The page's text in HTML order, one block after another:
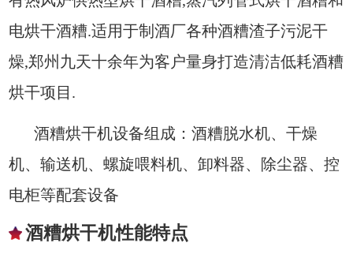
电烘干酒糟.适用于制酒厂各种酒糟渣子污泥干
燥,郑州九天十余年为客户量身打造清洁低耗酒糟
烘干项目.
酒糟烘干机设备组成：酒糟脱水机、干燥
机、输送机、螺旋喂料机、卸料器、除尘器、控
电柜等配套设备
酒糟烘干机性能特点